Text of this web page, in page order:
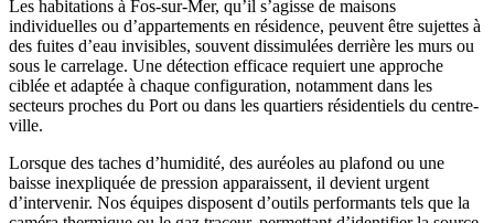
Les habitations à Fos-sur-Mer, qu’il s’agisse de maisons
individuelles ou d’appartements en résidence, peuvent être sujettes à
des fuites d’eau invisibles, souvent dissimulées derrière les murs ou
sous le carrelage. Une détection efficace requiert une approche
ciblée et adaptée à chaque configuration, notamment dans les
secteurs proches du Port ou dans les quartiers résidentiels du centre-
ville.
Lorsque des taches d’humidité, des auréoles au plafond ou une
baisse inexpliquée de pression apparaissent, il devient urgent
d’intervenir. Nos équipes disposent d’outils performants tels que la